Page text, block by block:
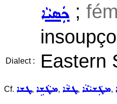
ܟܲܣܝܵܐ ;
Dialect : Eastern
Cf. ܛܫܐ, ܡܛܵܫܹܐ, ܛܫܵܐ, ܡܛܲܫܝܵܢܵܐ,